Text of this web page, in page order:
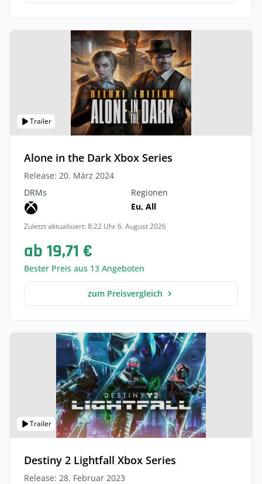
Trailer
Alone in the Dark Xbox Series
Release: 20. März 2024
DRMs
Regionen
Eu, All
Zuletzt aktualisiert: 8:22 Uhr 6. August 2026
ab 19,71 €
Bester Preis aus 13 Angeboten
zum Preisvergleich
Trailer
Destiny 2 Lightfall Xbox Series
Release: 28. Februar 2023